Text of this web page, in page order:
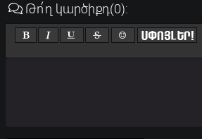
Թո՛ղ կարծիքդ(0):